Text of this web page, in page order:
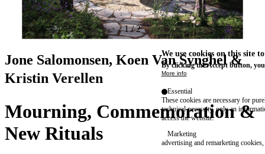
1/2
Jone Salomonsen, Koen Van Synghel &
Kristin Verellen
Mourning, Commemoration &
New Rituals
We use cookies on this site
By clicking the Accept button,
More info
Essential
These cookies are necessary for
technical necessity, only an
access the website.
Marketing
advertising and remarketing cookies,